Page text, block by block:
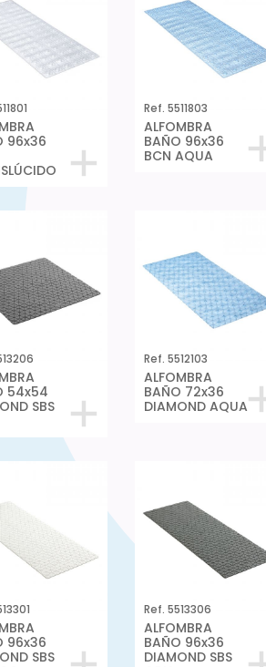
96x36
Ref. 5511803
ALFOMBRA
BAÑO 96x36
BCN AQUA
54x54
SBS
Ref. 5512103
ALFOMBRA
BAÑO 72x36
DIAMOND AQUA
96x36
SBS
Ref. 5513306
ALFOMBRA
BAÑO 96x36
DIAMOND SBS